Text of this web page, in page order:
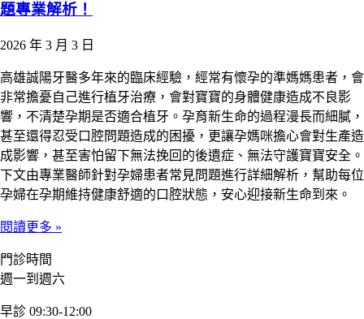
題專業解析！
2026 年 3 月 3 日
高雄誠陽牙醫多年來的臨床經驗，經常有懷孕的準媽媽患者，會
非常擔憂自己進行植牙治療，會對寶寶的身體健康造成不良影
響，不清楚孕期是否適合植牙。孕育新生命的過程漫長而細膩，
甚至還得忍受口腔問題造成的困擾，更讓孕媽咪擔心會對生產造
成影響，甚至害怕留下無法挽回的後遺症、無法守護寶寶安全。
下文由專業醫師針對孕婦患者常見問題進行詳細解析，幫助每位
孕婦在孕期維持健康舒適的口腔狀態，安心迎接新生命到來。
閱讀更多 »
門診時間
週一到週六
早診 09:30-12:00